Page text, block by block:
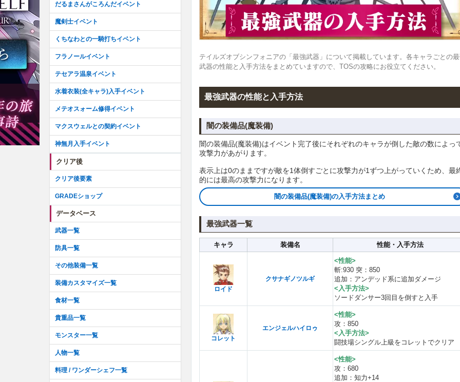
テイルズオブシンフォニアの「最強武器」について掲載しています。各キャラごとの
武器の性能と入手方法をまとめていますので、TOSの攻略にお役立てください。
最強武器の性能と入手方法
闇の装備品(魔装備)
闇の装備品(魔装備)はイベント完了後にそれぞれのキャラが倒した敵の数によっ
攻撃力があがります。
表示上は0のままですが敵を1体倒すごとに攻撃力が1ずつ上がっていくため、最
的には最高の攻撃力になります。
闇の装備品(魔装備)の入手方法まとめ
最強武器一覧
キャラ 装備名 性能・入手方法
ロイド
クサナギノツルギ
<性能>
斬:930 突：850
追加：アンデッド系に追加ダメージ
<入手方法>
ソードダンサー3回目を倒すと入手
コレット
エンジェルハイロゥ
<性能>
攻：850
<入手方法>
闘技場シングル上級をコレットでクリア
<性能>
攻：680
追加：知力+14
だるまさんがころんだイベント
魔剣士イベント
くちなわとの一騎打ちイベント
フラノールイベント
テセアラ温泉イベント
水着衣装(全キャラ)入手イベント
メテオスォーム修得イベント
マクスウェルとの契約イベント
神無月入手イベント
クリア後
クリア後要素
GRADEショップ
データベース
武器一覧
防具一覧
その他装備一覧
装備カスタマイズ一覧
食材一覧
貴重品一覧
モンスター一覧
人物一覧
料理 / ワンダーシェフ一覧